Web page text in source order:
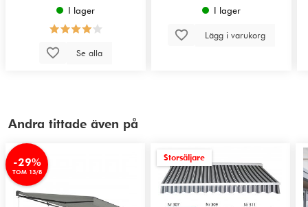
I lager
Se alla
I lager
Lägg i varukorg
Andra tittade även på
-29%
TOM 13/8
Storsäljare